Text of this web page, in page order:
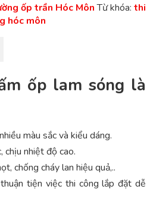
ốp trần Hóc Môn Từ khóa: thi
hóc môn
ốp lam sóng là
màu sắc và kiểu dáng.
chịu nhiệt độ cao.
chống cháy lan hiệu quả,..
tiện việc thi công lắp đặt dễ